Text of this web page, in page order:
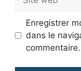
web
Enregistrer
dans le
commentaire.